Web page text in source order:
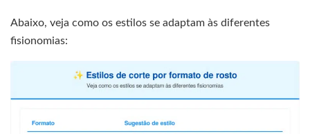
Abaixo, veja como os estilos se adaptam às diferentes
fisionomias: